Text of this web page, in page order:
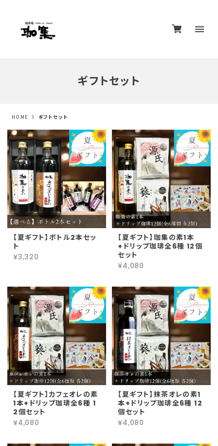
ギフトセット
HOME ギフトセット
【夏ギフト】ボトル2本セッ
ト
¥3,320
【夏ギフト】珈集の素1本
+ドリップ珈琲全6種 12個
セット
¥4,080
【夏ギフト】カフェオレの素
1本+ドリップ珈琲全6種 1
2個セット
¥4,080
【夏ギフト】抹茶オレの素1
本+ドリップ珈琲全6種 12
個セット
¥4,080